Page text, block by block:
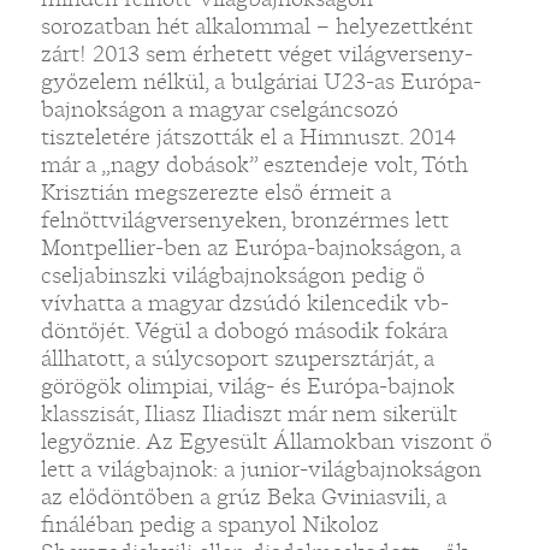
sorozatban hét alkalommal – helyezettként
zárt! 2013 sem érhetett véget világverseny-
győzelem nélkül, a bulgáriai U23-as Európa-
bajnokságon a magyar cselgáncsozó
tiszteletére játszották el a Himnuszt. 2014
már a „nagy dobások” esztendeje volt, Tóth
Krisztián megszerezte első érmeit a
felnőttvilágversenyeken, bronzérmes lett
Montpellier-ben az Európa-bajnokságon, a
cseljabinszki világbajnokságon pedig ő
vívhatta a magyar dzsúdó kilencedik vb-
döntőjét. Végül a dobogó második fokára
állhatott, a súlycsoport szupersztárját, a
görögök olimpiai, világ- és Európa-bajnok
klasszisát, Iliasz Iliadiszt már nem sikerült
legyőznie. Az Egyesült Államokban viszont ő
lett a világbajnok: a junior-világbajnokságon
az elődöntőben a grúz Beka Gviniasvili, a
fináléban pedig a spanyol Nikoloz